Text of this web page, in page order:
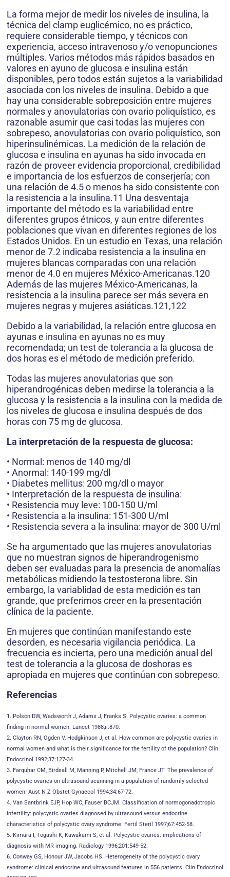
La forma mejor de medir los niveles de insulina, la
técnica del clamp euglicémico, no es práctico,
requiere considerable tiempo, y técnicos con
experiencia, acceso intravenoso y/o venopunciones
múltiples. Varios métodos más rápidos basados en
valores en ayuno de glucosa e insulina están
disponibles, pero todos están sujetos a la variabilidad
asociada con los niveles de insulina. Debido a que
hay una considerable sobreposición entre mujeres
normales y anovulatorias con ovario poliquístico, es
razonable asumir que casi todas las mujeres con
sobrepeso, anovulatorias con ovario poliquístico, son
hiperinsulinémicas. La medición de la relación de
glucosa e insulina en ayunas ha sido invocada en
razón de proveer evidencia proporcional, credibilidad
e importancia de los esfuerzos de conserjería; con
una relación de 4.5 o menos ha sido consistente con
la resistencia a la insulina.11 Una desventaja
importante del método es la variabilidad entre
diferentes grupos étnicos, y aun entre diferentes
poblaciones que vivan en diferentes regiones de los
Estados Unidos. En un estudio en Texas, una relación
menor de 7.2 indicaba resistencia a la insulina en
mujeres blancas comparadas con una relación
menor de 4.0 en mujeres México-Americanas.120
Además de las mujeres México-Americanas, la
resistencia a la insulina parece ser más severa en
mujeres negras y mujeres asiáticas.121,122
Debido a la variabilidad, la relación entre glucosa en
ayunas e insulina en ayunas no es muy
recomendada; un test de tolerancia a la glucosa de
dos horas es el método de medición preferido.
Todas las mujeres anovulatorias que son
hiperandrogénicas deben medirse la tolerancia a la
glucosa y la resistencia a la insulina con la medida de
los niveles de glucosa e insulina después de dos
horas con 75 mg de glucosa.
La interpretación de la respuesta de glucosa:
• Normal: menos de 140 mg/dl
• Anormal: 140-199 mg/dl
• Diabetes mellitus: 200 mg/dl o mayor
• Interpretación de la respuesta de insulina:
• Resistencia muy leve: 100-150 U/ml
• Resistencia a la insulina: 151-300 U/ml
• Resistencia severa a la insulina: mayor de 300 U/ml
Se ha argumentado que las mujeres anovulatorias
que no muestran signos de hiperandrogenismo
deben ser evaluadas para la presencia de anomalías
metabólicas midiendo la testosterona libre. Sin
embargo, la variablidad de esta medición es tan
grande, que preferimos creer en la presentación
clínica de la paciente.
En mujeres que continúan manifestando este
desorden, es necesaria vigilancia periódica. La
frecuencia es incierta, pero una medición anual del
test de tolerancia a la glucosa de doshoras es
apropiada en mujeres que continúan con sobrepeso.
Referencias
1. Polson DW, Wadsworth J, Adams J, Franks S. Polycystic ovaries: a common
finding in normal women. Lancet 1988;ii:870.
2. Clayton RN, Ogden V, Hodgkinson J, et al. How common are polycystic ovaries in
normal women and what is their significance for the fertility of the population? Clin
Endocrinol 1992;37:127-34.
3. Farquhar CM, Birdsall M, Manning P, Mitchell JM, France JT. The prevalence of
polycystic ovaries on ultrasound scanning in a population of randomly selected
women. Aust N Z Obstet Gynaecol 1994;34:67-72.
4. Van Santbrink EJP, Hop WC, Fauser BCJM. Classification of normogonadotropic
infertility: polycystic ovaries diagnosed by ultrasound versus endocrine
characteristics of polycystic ovary syndrome. Fertil Steril 1997;67:452-58.
5. Kimura I, Togashi K, Kawakami S, et al. Polycystic ovaries: implications of
diagnosis with MR imaging. Radiology 1996;201:549-52.
6. Conway GS, Honour JW, Jacobs HS. Heterogeneity of the polycystic ovary
syndrome: clinical endocrine and ultrasound features in 556 patients. Clin Endocrinol